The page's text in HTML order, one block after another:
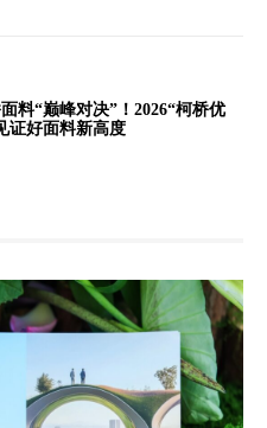
料“巅峰对决”！2026“柯桥优
证好面料新高度